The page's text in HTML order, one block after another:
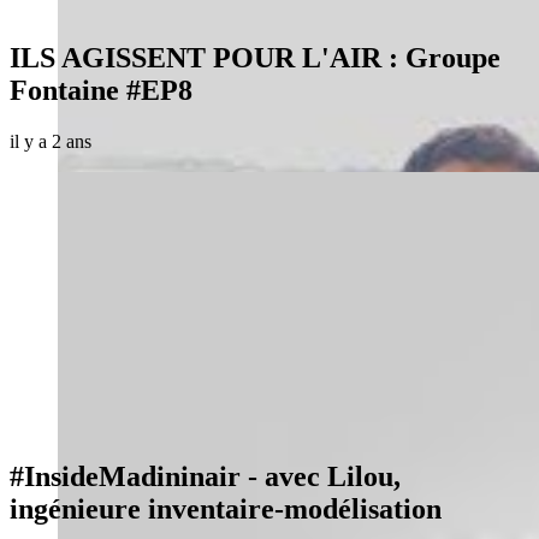
ILS AGISSENT POUR L'AIR : Groupe
Fontaine #EP8
il y a 2 ans
#InsideMadininair - avec Lilou,
ingénieure inventaire-modélisation